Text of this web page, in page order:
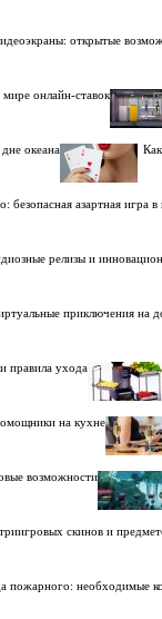
открытые
онлайн-ставок
океана
безопасная азартная игра в
релизы и
приключения на
правила ухода
на кухне
возможности
скинов и
пожарного: необходимые